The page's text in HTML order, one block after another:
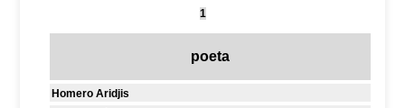
1
poeta
Homero Aridjis